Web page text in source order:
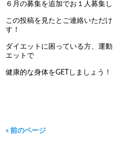
６月の募集を追加でお１人募集し
この投稿を見たとご連絡いただ
す！
ダイエットに困っている方、運
エットで
健康的な身体をGETしましょう！
« 前のページ